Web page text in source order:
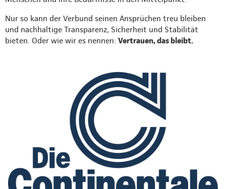
Nur so kann der Verbund seinen Ansprüchen treu bleiben
und nachhaltige Transparenz, Sicherheit und Stabilität
bieten. Oder wie wir es nennen: Vertrauen, das bleibt.